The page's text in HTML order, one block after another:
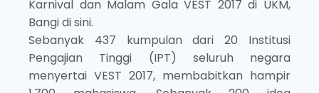
Karnival dan Malam Gala VEST 2017 di UKM,
Bangi di sini.
Sebanyak 437 kumpulan dari 20 Institusi
Pengajian Tinggi (IPT) seluruh negara
menyertai VEST 2017, membabitkan hampir